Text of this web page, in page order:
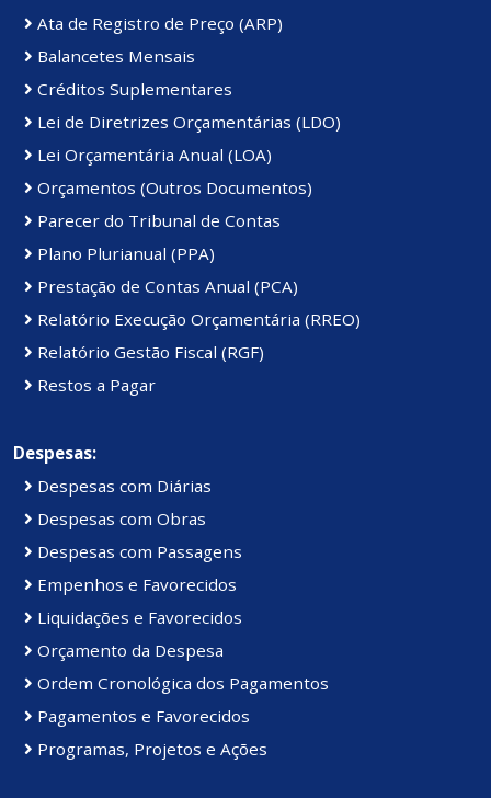
Ata de Registro de Preço (ARP)
Balancetes Mensais
Créditos Suplementares
Lei de Diretrizes Orçamentárias (LDO)
Lei Orçamentária Anual (LOA)
Orçamentos (Outros Documentos)
Parecer do Tribunal de Contas
Plano Plurianual (PPA)
Prestação de Contas Anual (PCA)
Relatório Execução Orçamentária (RREO)
Relatório Gestão Fiscal (RGF)
Restos a Pagar
Despesas:
Despesas com Diárias
Despesas com Obras
Despesas com Passagens
Empenhos e Favorecidos
Liquidações e Favorecidos
Orçamento da Despesa
Ordem Cronológica dos Pagamentos
Pagamentos e Favorecidos
Programas, Projetos e Ações